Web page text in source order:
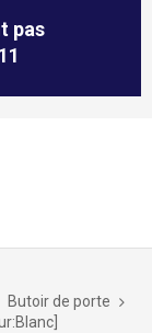
pas
Butoir de porte